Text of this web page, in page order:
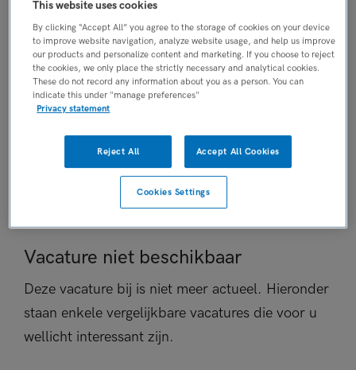
PLAATSINGSDATUM
6 september 2025
NIVEAU
MBO
Vacature niet beschikbaar
Deze vacature bij is niet meer actueel. Hieronder
staan enkele vergelijkbare vacatures die voor u
wellicht interessant zijn.
This website uses cookies
By clicking “Accept All” you agree to the storage of cookies on your device
to improve website navigation, analyze website usage, and help us improve
our products and personalize content and marketing. If you choose to reject
the cookies, we only place the strictly necessary and analytical cookies.
These do not record any information about you as a person. You can
indicate this under "manage preferences"
Privacy statement
Reject All Accept All Cookies
Cookies Settings